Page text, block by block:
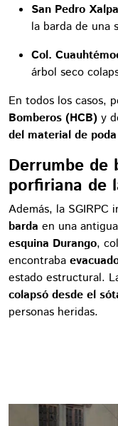
San Pedro Xalpa
la barda de una
Col.
árbol seco
En todos los casos,
Bomberos (HCB) y
del material de
Derrumbe de
porfiriana de
Además, la SGIRPC
barda en una
esquina Durango,
encontraba
estado estructural.
colapsó desde el
personas heridas.